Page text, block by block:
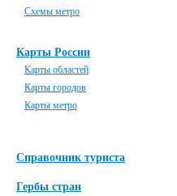
Схемы метро
Карты России
Карты областей
Карты городов
Карты метро
Справочник туриста
Гербы стран